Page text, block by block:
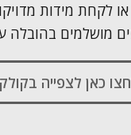
לקחת מידות
מושלמים בהובלה
כאן לצפייה